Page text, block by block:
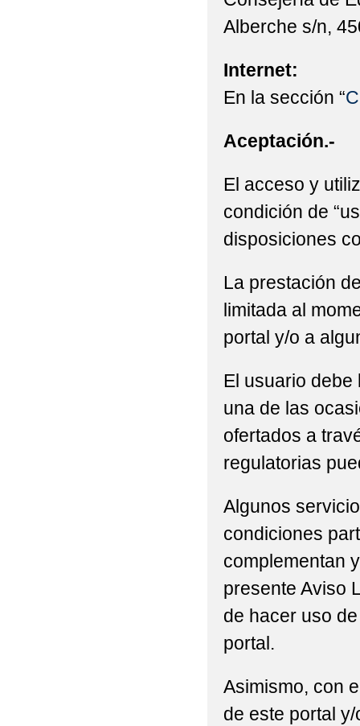
Alberche s/n,
Internet:
En la sección “
Aceptación.-
El acceso y
condición de
disposiciones
La prestación
limitada al
portal y/o a
El usuario debe
una de las
ofertados a
regulatorias
Algunos
condiciones
complementan
presente Aviso
de hacer uso
portal.
Asimismo, con
de este portal